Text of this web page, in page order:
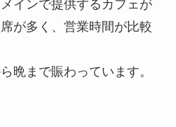
インで提供するカフェが
が多く、営業時間が比較
晩まで賑わっています。